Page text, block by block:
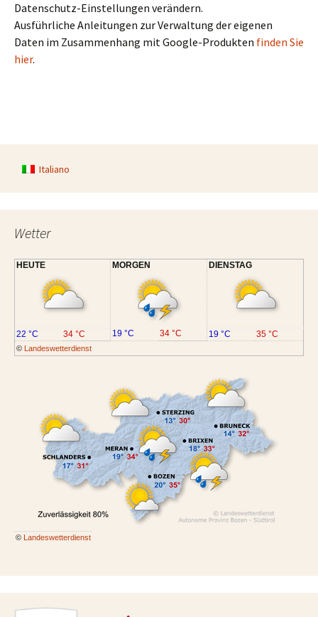
Datenschutz-Einstellungen verändern.
Ausführliche Anleitungen zur Verwaltung der eigenen
Daten im Zusammenhang mit Google-Produkten finden Sie
hier.
Italiano
Wetter
HEUTE MORGEN DIENSTAG
© Landeswetterdienst
22 °C 34 °C 19 °C 34 °C 19 °C 35 °C
© Landeswetterdienst